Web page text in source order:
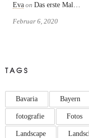
Eva on Das erste Mal…
Februar 6, 2020
TAGS
Bavaria Bayern
fotografie Fotos
Landscape